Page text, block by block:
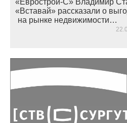
«Еврострой-С» Владимир
«Вставай» рассказали о
на рынке недвижимости…